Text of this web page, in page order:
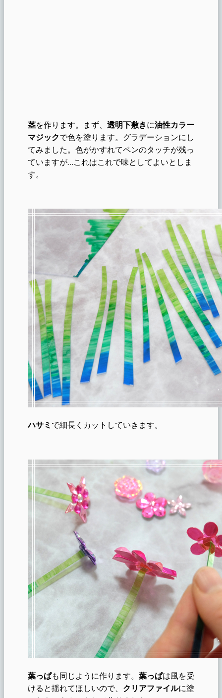
茎を作ります。まず、 透明下敷きに油性カラー
マジックで色を塗ります。グラデーションにし
てみました。色がかすれてペンのタッチが残っ
ていますが…これはこれで味としてよいとしま
す。
ハサミ で細長くカットしていきます。
葉っぱも同じように作ります。 葉っぱは風を受
けると揺れてほしいので、 クリアファイルに塗